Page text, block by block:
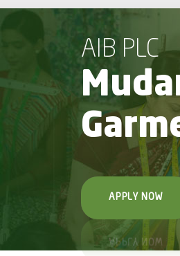
AIB PLC
APPLY NOW